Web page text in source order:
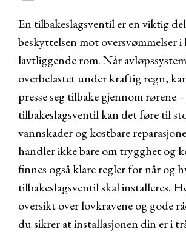
En tilbakeslagsventil er en viktig
beskyttelsen mot oversvømmelser i
lavtliggende rom. Når
overbelastet under kraftig regn,
presse seg tilbake gjennom rørene
tilbakeslagsventil kan det føre til
vannskader og kostbare
handler ikke bare om trygghet og
finnes også klare regler for når og
tilbakeslagsventil skal installeres.
oversikt over lovkravene og gode
du sikrer at installasjonen din er i